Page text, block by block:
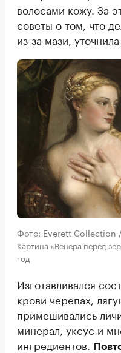
волосами кожу. За
советы о том, что
из-за мази,
Фото: Everett Collection
Картина «Венера перед
год
Изготавливался
крови черепах,
примешивались
минерал, уксус и
ингредиентов.